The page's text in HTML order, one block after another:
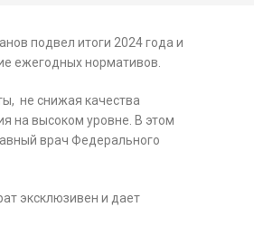
подвел итоги 2024 года и
ежегодных нормативов.
не снижая качества
на высоком уровне. В этом
врач Федерального
эксклюзивен и дает